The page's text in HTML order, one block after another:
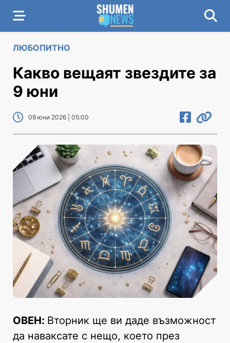
ЛЮБОПИТНО
Какво вещаят звездите за
9 юни
09 юни 2026 | 05:00
ОВЕН: Вторник ще ви даде възможност
да наваксате с нещо, което през